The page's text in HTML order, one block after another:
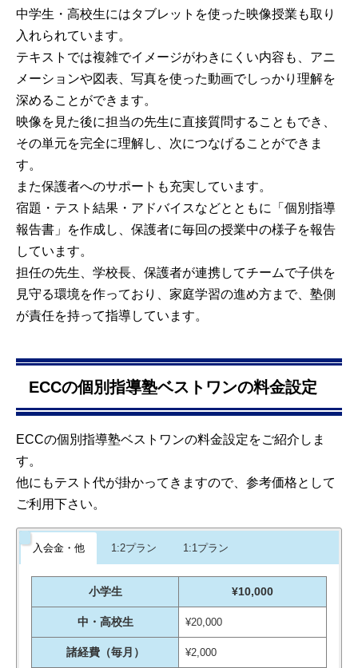
中学生・高校生にはタブレットを使った映像授業も取り
入れられています。
テキストでは複雑でイメージがわきにくい内容も、アニ
メーションや図表、写真を使った動画でしっかり理解を
深めることができます。
映像を見た後に担当の先生に直接質問することもでき、
その単元を完全に理解し、次につなげることができま
す。
また保護者へのサポートも充実しています。
宿題・テスト結果・アドバイスなどとともに「個別指導
報告書」を作成し、保護者に毎回の授業中の様子を報告
しています。
担任の先生、学校長、保護者が連携してチームで子供を
見守る環境を作っており、家庭学習の進め方まで、塾側
が責任を持って指導しています。
ECCの個別指導塾ベストワンの料金設定
ECCの個別指導塾ベストワンの料金設定をご紹介しま
す。
他にもテスト代が掛かってきますので、参考価格として
ご利用下さい。
入会金・他 1:2プラン 1:1プラン
小学生 ¥10,000
中・高校生 ¥20,000
諸経費（毎月） ¥2,000